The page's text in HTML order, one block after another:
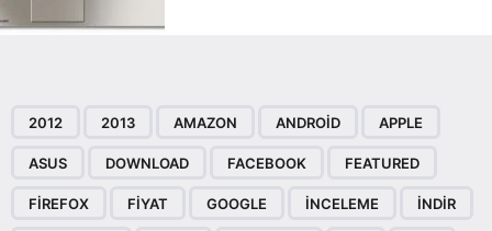
2012 2013 AMAZON ANDROID APPLE
ASUS DOWNLOAD FACEBOOK FEATURED
FIREFOX FIYAT GOOGLE INCELEME INDIR